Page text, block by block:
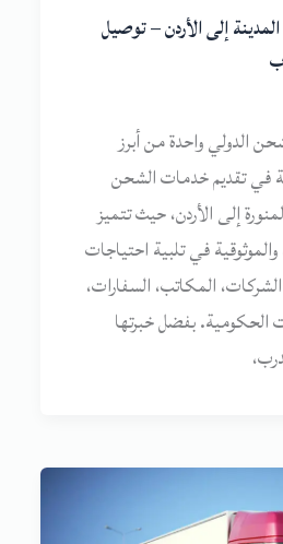
إلى الأردن – توصيل
الدولي واحدة من أبرز
في تقديم خدمات الشحن
إلى الأردن، حيث تتميز
والموثوقية في تلبية احتياجات
المكاتب، السفارات،
الحكومية. بفضل خبرتها